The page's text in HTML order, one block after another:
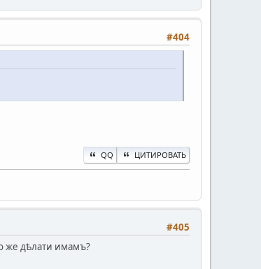
#404
QQ ЦИТИРОВАТЬ
#405
же дѣлати имамъ?